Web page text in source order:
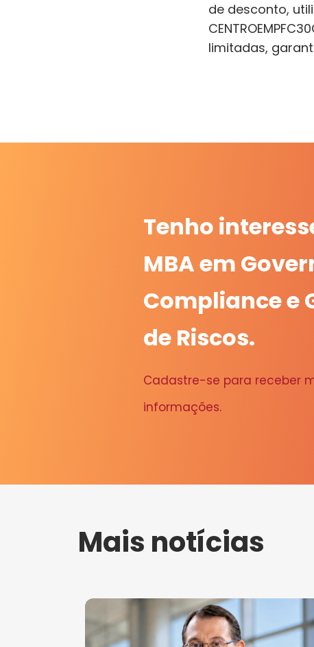
de desconto,
limitadas,
Tenho
MBA em
Compliance e
de Riscos.
Cadastre-se para receber
informações.
Mais notícias